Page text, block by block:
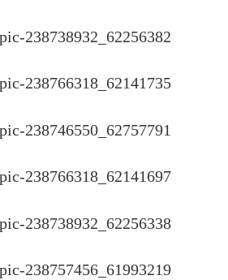
238738932_62256382
238766318_62141735
238746550_62757791
238766318_62141697
238738932_62256338
238757456_61993219